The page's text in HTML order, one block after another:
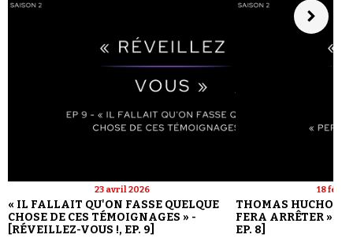
23 avril 2026
« IL FALLAIT QU'ON FASSE QUELQUE
CHOSE DE CES TÉMOIGNAGES » -
[RÉVEILLEZ-VOUS !, EP. 9]
18
THOMAS HUCHON :
FERA ARRÊTER » -
EP. 8]